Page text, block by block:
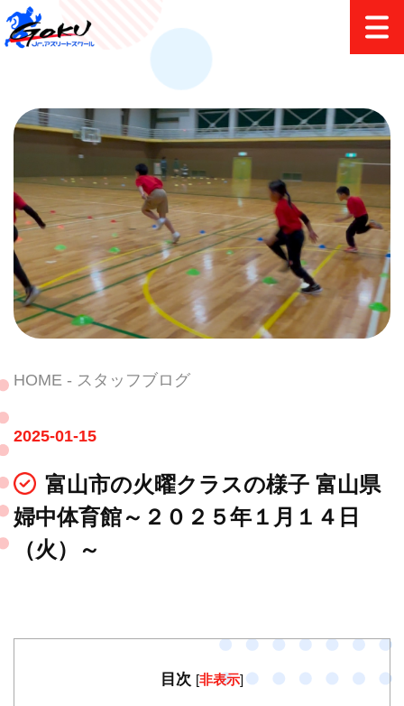
HOME スタッフブログ
2025-01-15
富山市の火曜クラスの様子 富山県
婦中体育館～２０２５年１月１４日
（火）～
目次 [非表示]